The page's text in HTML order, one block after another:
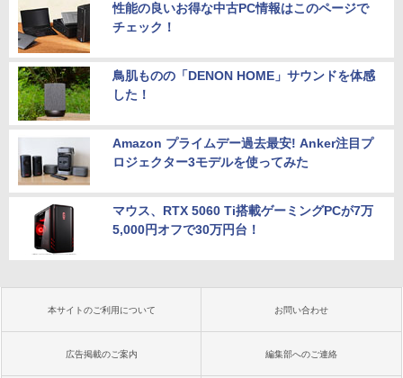
性能の良いお得な中古PC情報はこのページで
チェック！
鳥肌ものの「DENON HOME」サウンドを体感
した！
Amazon プライムデー過去最安! Anker注目プ
ロジェクター3モデルを使ってみた
マウス、RTX 5060 Ti搭載ゲーミングPCが7万
5,000円オフで30万円台！
本サイトのご利用について お問い合わせ
広告掲載のご案内 編集部へのご連絡